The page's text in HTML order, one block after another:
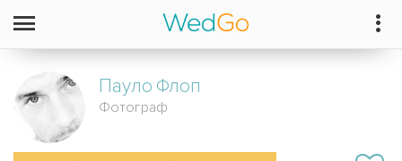
Пауло Флоп
Фотограф